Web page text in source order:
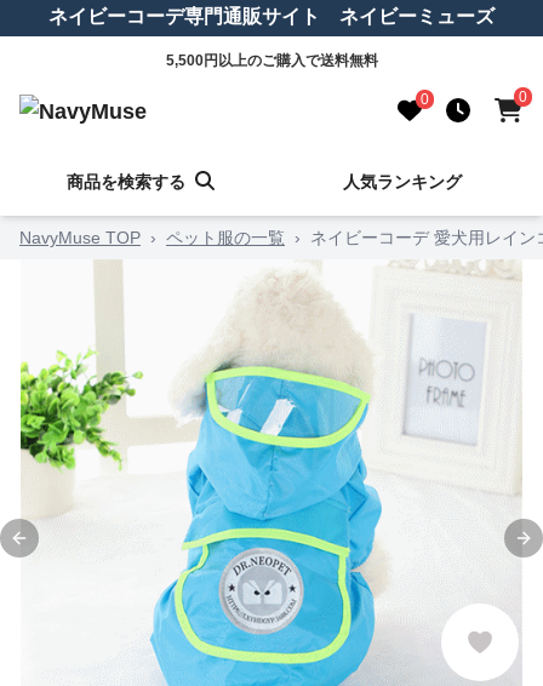
ネイビーコーデ専門通販サイト ネイビーミューズ
5,500円以上のご購入で送料無料
0 0
商品を検索する 人気ランキング
NavyMuse TOP › ペット服の一覧 › ネイビーコーデ 愛犬用レイ
Previous slide